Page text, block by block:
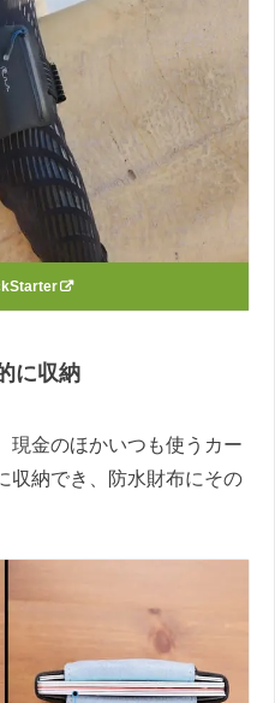
に収納
現金のほかいつも使うカー
収納でき、防水財布にその